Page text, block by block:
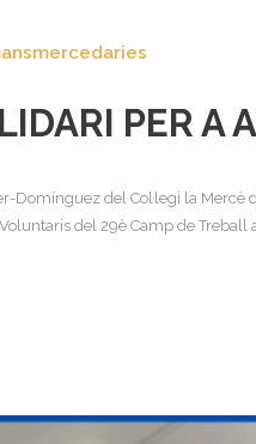
PER A
Domínguez del Col·legi la
del 29è Camp de Treball